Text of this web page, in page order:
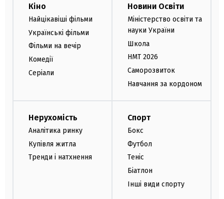
Кіно
Найцікавіші фільми
Українські фільми
Фільми на вечір
Комедії
Серіали
Новини Освіти
Міністерство освіти та
науки України
Школа
НМТ 2026
Саморозвиток
Навчання за кордоном
Нерухомість
Аналітика ринку
Купівля житла
Тренди і натхнення
Спорт
Бокс
Футбол
Теніс
Біатлон
Інші види спорту